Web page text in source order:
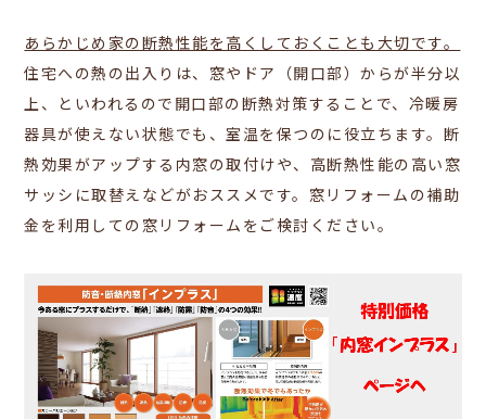
あらかじめ家の断熱性能を高くしておくことも大切です。
住宅への熱の出入りは、窓やドア（開口部）からが半分以
上、といわれるので開口部の断熱対策することで、冷暖房
器具が使えない状態でも、室温を保つのに役立ちます。断
熱効果がアップする内窓の取付けや、高断熱性能の高い窓
サッシに取替えなどがおススメです。窓リフォームの補助
金を利用しての窓リフォームをご検討ください。